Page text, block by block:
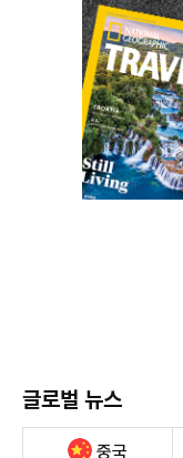
글로벌 뉴스
중국